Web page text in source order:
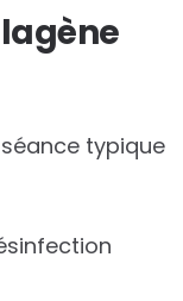
typique